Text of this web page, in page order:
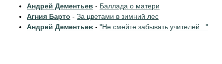
Андрей Дементьев - Баллада о матери
Агния Барто - За цветами в зимний лес
Андрей Дементьев - "Не смейте забывать учителей..."